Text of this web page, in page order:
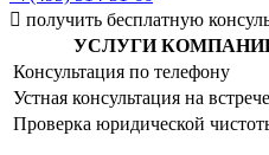
 получить бесплатную
УСЛУГИ
Консультация по телефону
Устная консультация на встрече
Проверка юридической